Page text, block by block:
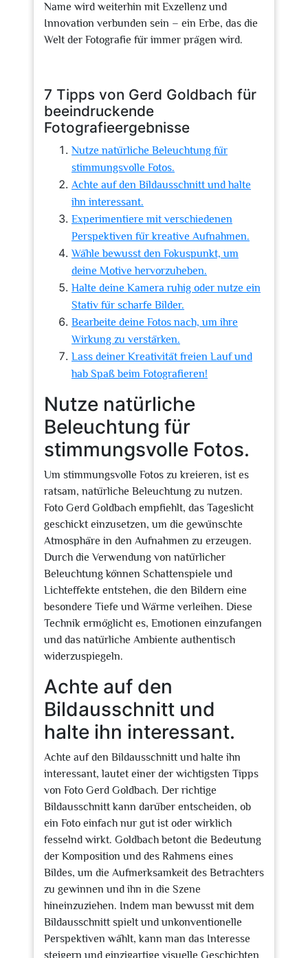
Name wird weiterhin mit Exzellenz und
Innovation verbunden sein – ein Erbe, das die
Welt der Fotografie für immer prägen wird.
7 Tipps von Gerd Goldbach für
beeindruckende
Fotografieergebnisse
Nutze natürliche Beleuchtung für
stimmungsvolle Fotos.
Achte auf den Bildausschnitt und halte
ihn interessant.
Experimentiere mit verschiedenen
Perspektiven für kreative Aufnahmen.
Wähle bewusst den Fokuspunkt, um
deine Motive hervorzuheben.
Halte deine Kamera ruhig oder nutze ein
Stativ für scharfe Bilder.
Bearbeite deine Fotos nach, um ihre
Wirkung zu verstärken.
Lass deiner Kreativität freien Lauf und
hab Spaß beim Fotografieren!
Nutze natürliche
Beleuchtung für
stimmungsvolle Fotos.
Um stimmungsvolle Fotos zu kreieren, ist es
ratsam, natürliche Beleuchtung zu nutzen.
Foto Gerd Goldbach empfiehlt, das Tageslicht
geschickt einzusetzen, um die gewünschte
Atmosphäre in den Aufnahmen zu erzeugen.
Durch die Verwendung von natürlicher
Beleuchtung können Schattenspiele und
Lichteffekte entstehen, die den Bildern eine
besondere Tiefe und Wärme verleihen. Diese
Technik ermöglicht es, Emotionen einzufangen
und das natürliche Ambiente authentisch
widerzuspiegeln.
Achte auf den
Bildausschnitt und
halte ihn interessant.
Achte auf den Bildausschnitt und halte ihn
interessant, lautet einer der wichtigsten Tipps
von Foto Gerd Goldbach. Der richtige
Bildausschnitt kann darüber entscheiden, ob
ein Foto einfach nur gut ist oder wirklich
fesselnd wirkt. Goldbach betont die Bedeutung
der Komposition und des Rahmens eines
Bildes, um die Aufmerksamkeit des Betrachters
zu gewinnen und ihn in die Szene
hineinzuziehen. Indem man bewusst mit dem
Bildausschnitt spielt und unkonventionelle
Perspektiven wählt, kann man das Interesse
steigern und einzigartige visuelle Geschichten